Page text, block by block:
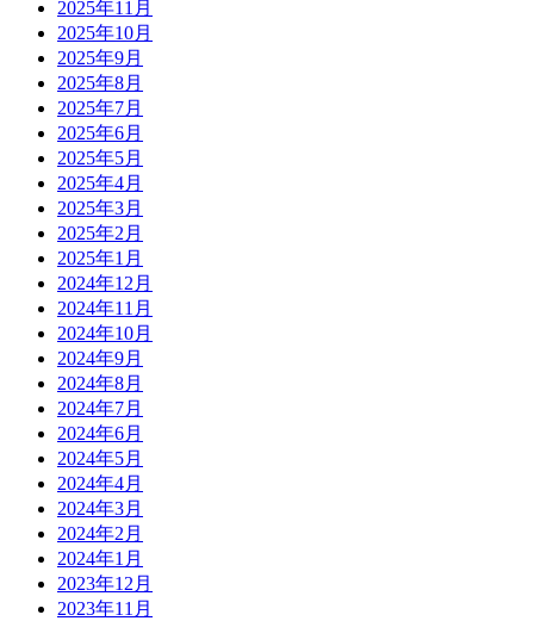
2025年11月
2025年10月
2025年9月
2025年8月
2025年7月
2025年6月
2025年5月
2025年4月
2025年3月
2025年2月
2025年1月
2024年12月
2024年11月
2024年10月
2024年9月
2024年8月
2024年7月
2024年6月
2024年5月
2024年4月
2024年3月
2024年2月
2024年1月
2023年12月
2023年11月